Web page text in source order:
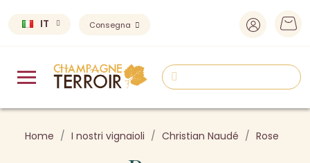
IT Consegna
Home I nostri vignaioli Christian Naudé Rose